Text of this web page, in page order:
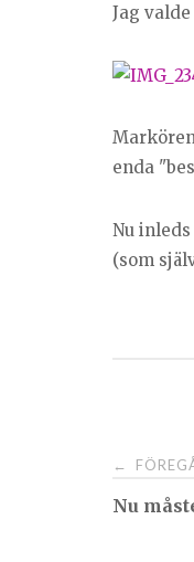
Jag
enda
Nu
(som
Post
←
Nu